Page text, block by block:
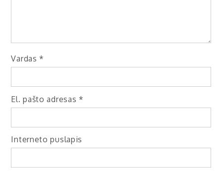
Vardas *
El. pašto adresas *
Interneto puslapis